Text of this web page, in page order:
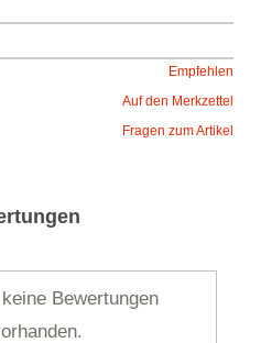
Empfehlen
Auf den Merkzettel
Fragen zum Artikel
Bewertungen